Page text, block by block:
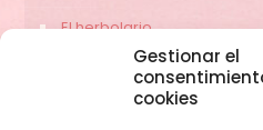
Gestionar el
cookies
El herbolario